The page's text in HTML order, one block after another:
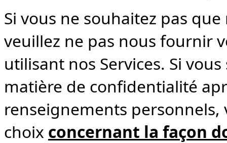
Si vous ne souhaitez pas
veuillez ne pas nous fournir
utilisant nos Services. Si
matière de confidentialité
renseignements personnels,
choix concernant la façon